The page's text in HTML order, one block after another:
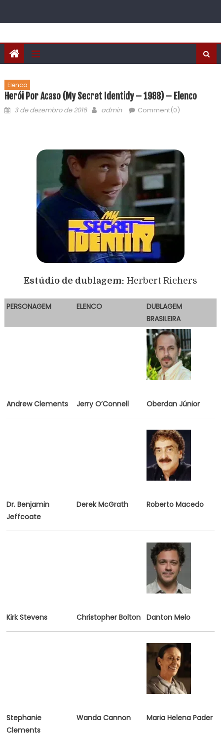
Elenco
Herói Por Acaso (My Secret Identidy – 1988) – Elenco
3 de dezembro de 2016 admin Comment(0)
Estúdio de dublagem: Herbert Richers
PERSONAGEM ELENCO
DUBLAGEM
BRASILEIRA
Andrew Clements Jerry O’Connell Oberdan Júnior
Dr. Benjamin
Jeffcoate
Derek McGrath Roberto Macedo
Kirk Stevens Christopher Bolton Danton Melo
Stephanie
Clements
Wanda Cannon Maria Helena Pader